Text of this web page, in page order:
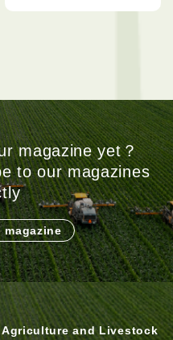
magazine yet？
to our magazines
and Livestock